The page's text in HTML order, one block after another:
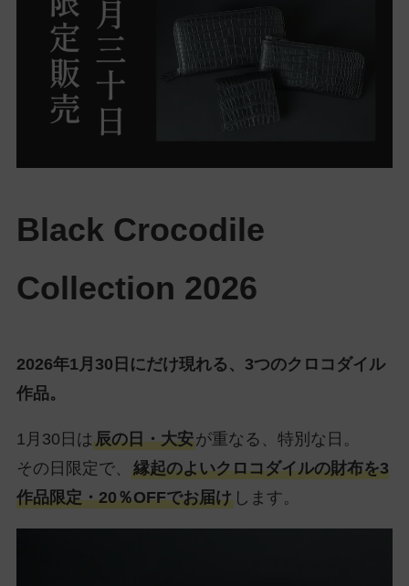
Black Crocodile
Collection 2026
2026年1月30日にだけ現れる、3つのクロコダイル
作品。
1月30日は辰の日・大安が重なる、特別な日。
その日限定で、 縁起のよいクロコダイルの財布を3
作品限定・20％OFFでお届けします。